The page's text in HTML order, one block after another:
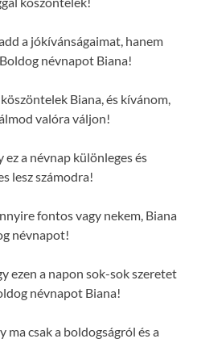
a jókívánságaimat, hanem
névnapot Biana!
Biana, és kívánom,
valóra váljon!
ez a névnap különleges és
lesz számodra!
fontos vagy nekem, Biana
névnapot!
ezen a napon sok-sok szeretet
névnapot Biana!
ma csak a boldogságról és a